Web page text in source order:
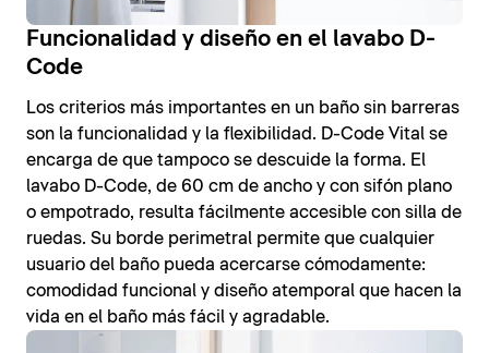
Funcionalidad y diseño en el lavabo D-
Code
Los criterios más importantes en un baño sin barreras
son la funcionalidad y la flexibilidad. D-Code Vital se
encarga de que tampoco se descuide la forma. El
lavabo D-Code, de 60 cm de ancho y con sifón plano
o empotrado, resulta fácilmente accesible con silla de
ruedas. Su borde perimetral permite que cualquier
usuario del baño pueda acercarse cómodamente:
comodidad funcional y diseño atemporal que hacen la
vida en el baño más fácil y agradable.